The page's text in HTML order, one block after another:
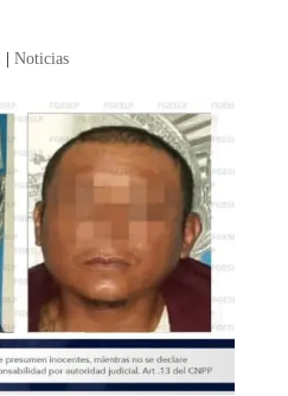
| Noticias